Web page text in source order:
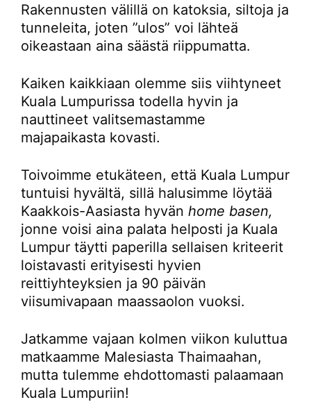
Rakennusten välillä on katoksia, siltoja ja
tunneleita, joten ”ulos” voi lähteä
oikeastaan aina säästä riippumatta.
Kaiken kaikkiaan olemme siis viihtyneet
Kuala Lumpurissa todella hyvin ja
nauttineet valitsemastamme
majapaikasta kovasti.
Toivoimme etukäteen, että Kuala Lumpur
tuntuisi hyvältä, sillä halusimme löytää
Kaakkois-Aasiasta hyvän home basen,
jonne voisi aina palata helposti ja Kuala
Lumpur täytti paperilla sellaisen kriteerit
loistavasti erityisesti hyvien
reittiyhteyksien ja 90 päivän
viisumivapaan maassaolon vuoksi.
Jatkamme vajaan kolmen viikon kuluttua
matkaamme Malesiasta Thaimaahan,
mutta tulemme ehdottomasti palaamaan
Kuala Lumpuriin!